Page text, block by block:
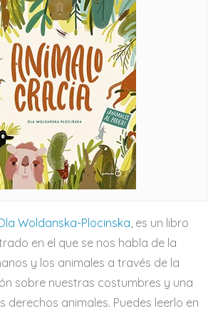
Woldanska-Plocinska, es un libro
en el que se nos habla de la
y los animales a través de la
sobre nuestras costumbres y una
derechos animales. Puedes leerlo en